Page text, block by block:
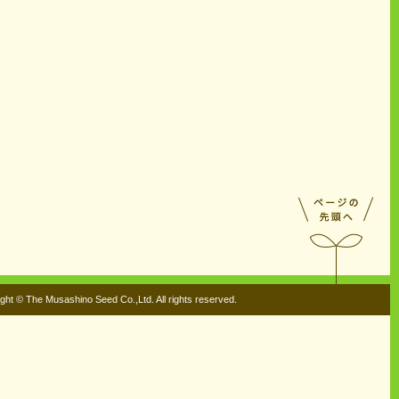
© The Musashino Seed Co.,Ltd. All rights reserved.